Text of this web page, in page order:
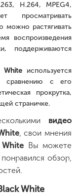
H.264, MPEG4,
просматривать
можно растягивать
воспроизведения
поддерживаются
Whiteиспользуется
сравнению с его
прокрутка,
страничке.
видео
, свои мнения
Вы можете
обзор,
White